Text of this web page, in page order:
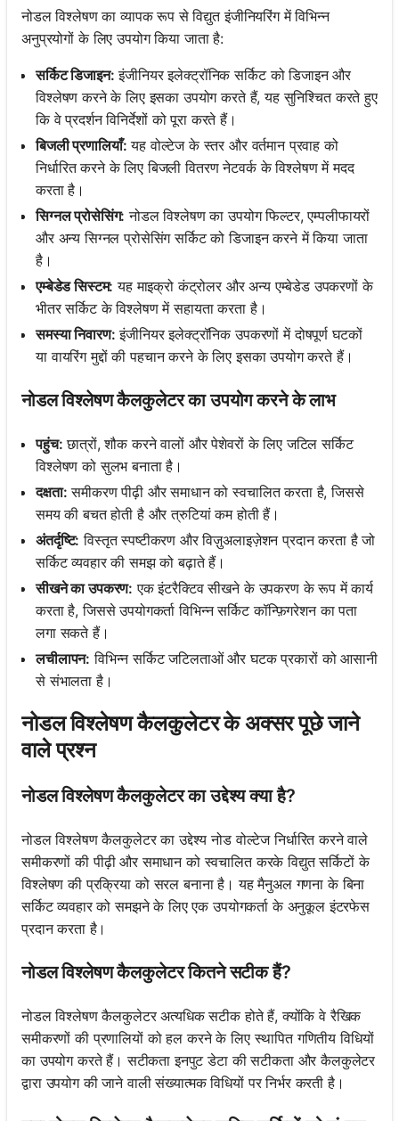
नोडल विश्लेषण का व्यापक रूप से विद्युत इंजीनियरिंग में विभिन्न
अनुप्रयोगों के लिए उपयोग किया जाता है:
सर्किट डिजाइन: इंजीनियर इलेक्ट्रॉनिक सर्किट को डिजाइन और
विश्लेषण करने के लिए इसका उपयोग करते हैं, यह सुनिश्चित करते हुए
कि वे प्रदर्शन विनिर्देशों को पूरा करते हैं।
बिजली प्रणालियाँ: यह वोल्टेज के स्तर और वर्तमान प्रवाह को
निर्धारित करने के लिए बिजली वितरण नेटवर्क के विश्लेषण में मदद
करता है।
सिग्नल प्रोसेसिंग: नोडल विश्लेषण का उपयोग फिल्टर, एम्पलीफायरों
और अन्य सिग्नल प्रोसेसिंग सर्किट को डिजाइन करने में किया जाता
है।
एम्बेडेड सिस्टम: यह माइक्रो कंट्रोलर और अन्य एम्बेडेड उपकरणों के
भीतर सर्किट के विश्लेषण में सहायता करता है।
समस्या निवारण: इंजीनियर इलेक्ट्रॉनिक उपकरणों में दोषपूर्ण घटकों
या वायरिंग मुद्दों की पहचान करने के लिए इसका उपयोग करते हैं।
नोडल विश्लेषण कैलकुलेटर का उपयोग करने के लाभ
पहुंच: छात्रों, शौक करने वालों और पेशेवरों के लिए जटिल सर्किट
विश्लेषण को सुलभ बनाता है।
दक्षता: समीकरण पीढ़ी और समाधान को स्वचालित करता है, जिससे
समय की बचत होती है और त्रुटियां कम होती हैं।
अंतर्दृष्टि: विस्तृत स्पष्टीकरण और विज़ुअलाइज़ेशन प्रदान करता है जो
सर्किट व्यवहार की समझ को बढ़ाते हैं।
सीखने का उपकरण: एक इंटरैक्टिव सीखने के उपकरण के रूप में कार्य
करता है, जिससे उपयोगकर्ता विभिन्न सर्किट कॉन्फ़िगरेशन का पता
लगा सकते हैं।
लचीलापन: विभिन्न सर्किट जटिलताओं और घटक प्रकारों को आसानी
से संभालता है।
नोडल विश्लेषण कैलकुलेटर के अक्सर पूछे जाने
वाले प्रश्न
नोडल विश्लेषण कैलकुलेटर का उद्देश्य क्या है?
नोडल विश्लेषण कैलकुलेटर का उद्देश्य नोड वोल्टेज निर्धारित करने वाले
समीकरणों की पीढ़ी और समाधान को स्वचालित करके विद्युत सर्किटों के
विश्लेषण की प्रक्रिया को सरल बनाना है। यह मैनुअल गणना के बिना
सर्किट व्यवहार को समझने के लिए एक उपयोगकर्ता के अनुकूल इंटरफेस
प्रदान करता है।
नोडल विश्लेषण कैलकुलेटर कितने सटीक हैं?
नोडल विश्लेषण कैलकुलेटर अत्यधिक सटीक होते हैं, क्योंकि वे रैखिक
समीकरणों की प्रणालियों को हल करने के लिए स्थापित गणितीय विधियों
का उपयोग करते हैं। सटीकता इनपुट डेटा की सटीकता और कैलकुलेटर
द्वारा उपयोग की जाने वाली संख्यात्मक विधियों पर निर्भर करती है।